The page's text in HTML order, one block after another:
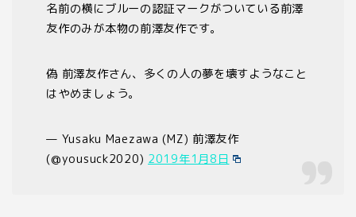
名前の横にブルーの認証マークがついている前澤
友作のみが本物の前澤友作です。
偽 前澤友作さん、多くの人の夢を壊すようなこと
はやめましょう。
— Yusaku Maezawa (MZ) 前澤友作
(@yousuck2020) 2019年1月8日